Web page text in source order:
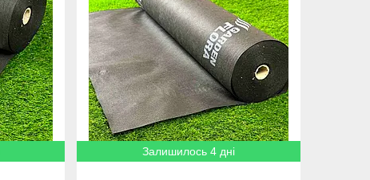
Залишилось 4 дні